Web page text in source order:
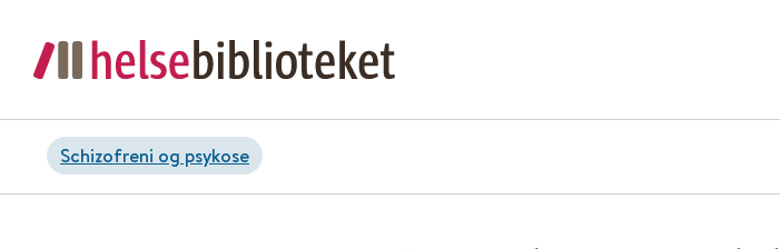
Schizofreni og psykose